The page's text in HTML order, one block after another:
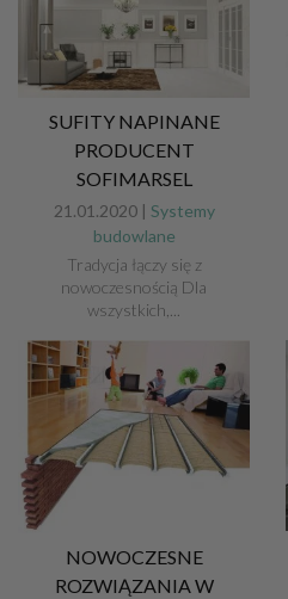
SUFITY NAPINANE
PRODUCENT
SOFIMARSEL
21.01.2020 | Systemy
budowlane
Tradycja łączy się z
nowoczesnością Dla
wszystkich,...
NOWOCZESNE
ROZWIĄZANIA W